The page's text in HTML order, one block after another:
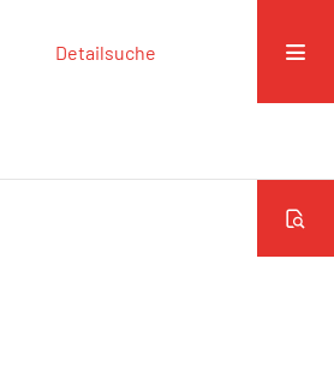
Detailsuche